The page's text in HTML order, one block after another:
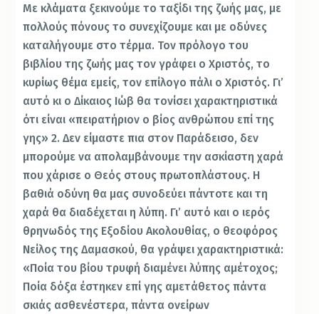
Με κλάματα ξεκινούμε το ταξίδι της ζωής μας, με
πολλούς πόνους το συνεχίζουμε και με οδύνες
καταλήγουμε στο τέρμα. Τον πρόλογο του
βιβλίου της ζωής μας τον γράφει ο Χριστός, το
κυρίως θέμα εμείς, τον επίλογο πάλι ο Χριστός. Γι’
αυτό κι ο Δίκαιος Ιώβ θα τονίσει χαρακτηριστικά
ότι είναι «πειρατήριον ο βίος ανθρώπου επί της
γης» 2. Δεν είμαστε πια στον Παράδεισο, δεν
μπορούμε να απολαμβάνουμε την ασκίαστη χαρά
που χάρισε ο Θεός στους πρωτοπλάστους. Η
βαθιά οδύνη θα μας συνοδεύει πάντοτε και τη
χαρά θα διαδέχεται η λύπη. Γι’ αυτό και ο ιερός
θρηνωδός της Εξοδίου Ακολουθίας, o θεοφόρος
Νείλος της Δαμασκού, θα γράψει χαρακτηριστικά:
«Ποία του βίου τρυφή διαμένει λύπης αμέτοχος;
Ποία δόξα έστηκεν επί γης αμετάθετος πάντα
σκιάς ασθενέστερα, πάντα ονείρων